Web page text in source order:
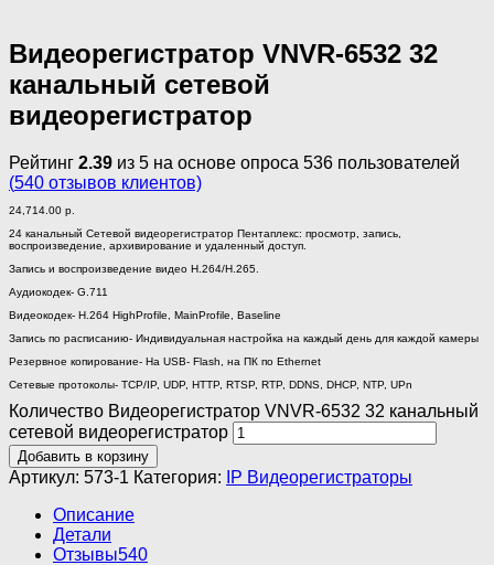
Видеорегистратор VNVR-6532 32
канальный сетевой
видеорегистратор
Рейтинг 2.39 из 5 на основе опроса 536 пользователей
(540 отзывов клиентов)
24,714.00 р.
24 канальный Сетевой видеорегистратор Пентаплекс: просмотр, запись,
воспроизведение, архивирование и удаленный доступ.
Запись и воспроизведение видео H.264/H.265.
Аудиокодек- G.711
Видеокодек- H.264 HighProfile, MainProfile, Baseline
Запись по расписанию- Индивидуальная настройка на каждый день для каждой камеры
Резервное копирование- На USB- Flash, на ПК по Ethernet
Сетевые протоколы- TСP/IP, UDP, HTTP, RTSP, RTP, DDNS, DHCP, NTP, UPn
Количество Видеорегистратор VNVR-6532 32 канальный
сетевой видеорегистратор
Добавить в корзину
Артикул: 573-1 Категория:
IP Видеорегистраторы
Описание
Детали
Отзывы540